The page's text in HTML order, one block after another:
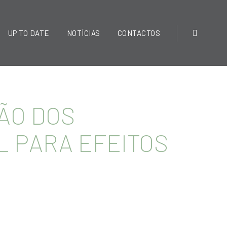
UP TO DATE NOTÍCIAS CONTACTOS
DOS
PARA EFEITOS